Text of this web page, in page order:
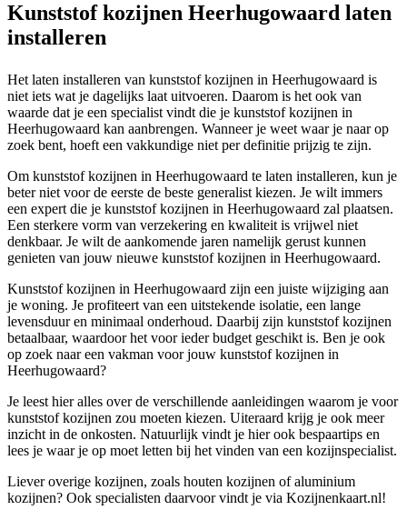
Kunststof kozijnen Heerhugowaard laten
installeren
Het laten installeren van kunststof kozijnen in Heerhugowaard is
niet iets wat je dagelijks laat uitvoeren. Daarom is het ook van
waarde dat je een specialist vindt die je kunststof kozijnen in
Heerhugowaard kan aanbrengen. Wanneer je weet waar je naar op
zoek bent, hoeft een vakkundige niet per definitie prijzig te zijn.
Om kunststof kozijnen in Heerhugowaard te laten installeren, kun je
beter niet voor de eerste de beste generalist kiezen. Je wilt immers
een expert die je kunststof kozijnen in Heerhugowaard zal plaatsen.
Een sterkere vorm van verzekering en kwaliteit is vrijwel niet
denkbaar. Je wilt de aankomende jaren namelijk gerust kunnen
genieten van jouw nieuwe kunststof kozijnen in Heerhugowaard.
Kunststof kozijnen in Heerhugowaard zijn een juiste wijziging aan
je woning. Je profiteert van een uitstekende isolatie, een lange
levensduur en minimaal onderhoud. Daarbij zijn kunststof kozijnen
betaalbaar, waardoor het voor ieder budget geschikt is. Ben je ook
op zoek naar een vakman voor jouw kunststof kozijnen in
Heerhugowaard?
Je leest hier alles over de verschillende aanleidingen waarom je voor
kunststof kozijnen zou moeten kiezen. Uiteraard krijg je ook meer
inzicht in de onkosten. Natuurlijk vindt je hier ook bespaartips en
lees je waar je op moet letten bij het vinden van een kozijnspecialist.
Liever overige kozijnen, zoals houten kozijnen of aluminium
kozijnen? Ook specialisten daarvoor vindt je via Kozijnenkaart.nl!